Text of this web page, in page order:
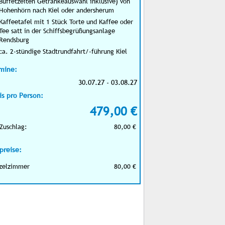
nach Kiel oder andersherum
mit 1 Stück Torte und Kaffee oder
satt in der Schiffsbegrüßungsanlage
2-stündige Stadtrundfahrt/-führung Kiel
30.07.27 - 03.08.27
pro Person:
479,00 €
80,00 €
80,00 €